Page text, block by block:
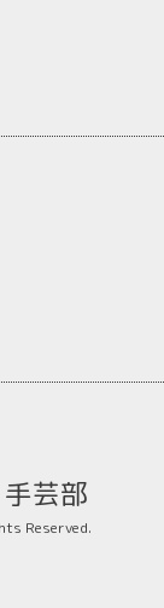
芸部
Reserved.